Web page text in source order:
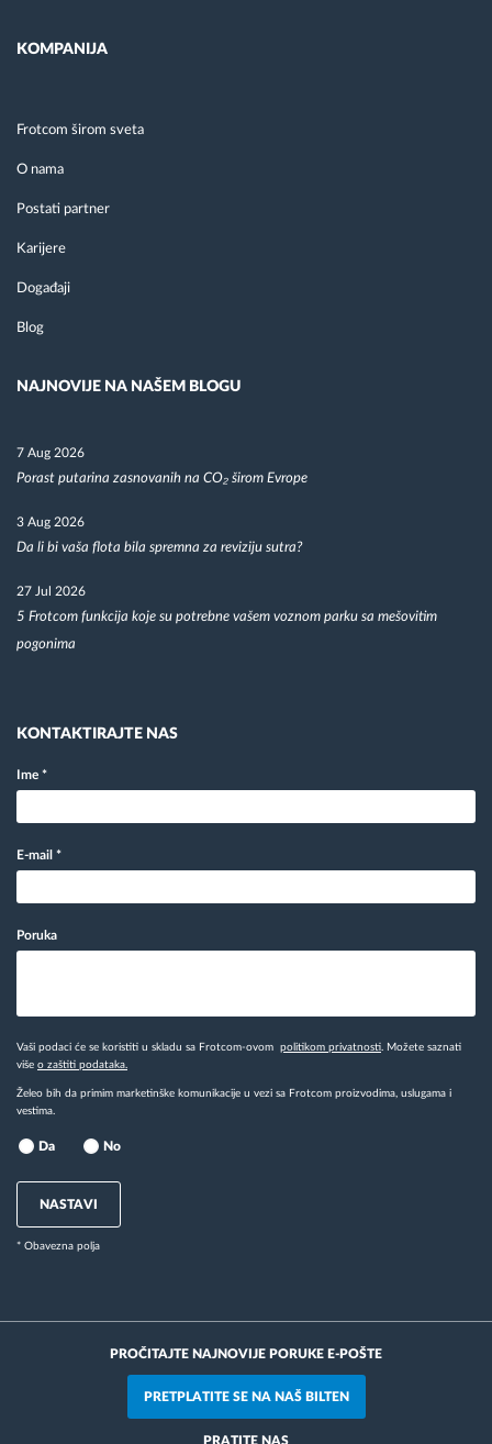
KOMPANIJA
Frotcom širom sveta
O nama
Postati partner
Karijere
Događaji
Blog
NAJNOVIJE NA NAŠEM BLOGU
7 Aug 2026
Porast putarina zasnovanih na CO₂ širom Evrope
3 Aug 2026
Da li bi vaša flota bila spremna za reviziju sutra?
27 Jul 2026
5 Frotcom funkcija koje su potrebne vašem voznom parku sa mešovitim
pogonima
KONTAKTIRAJTE NAS
Ime *
E-mail *
Poruka
Vaši podaci će se koristiti u skladu sa Frotcom-ovom politikom privatnosti . Možete saznati
više o zaštiti podataka.
Želeo bih da primim marketinške komunikacije u vezi sa Frotcom proizvodima, uslugama i
vestima.
Da No
NASTAVI
* Obavezna polja
PROČITAJTE NAJNOVIJE PORUKE E-POŠTE
PRETPLATITE SE NA NAŠ BILTEN
PRATITE NAS